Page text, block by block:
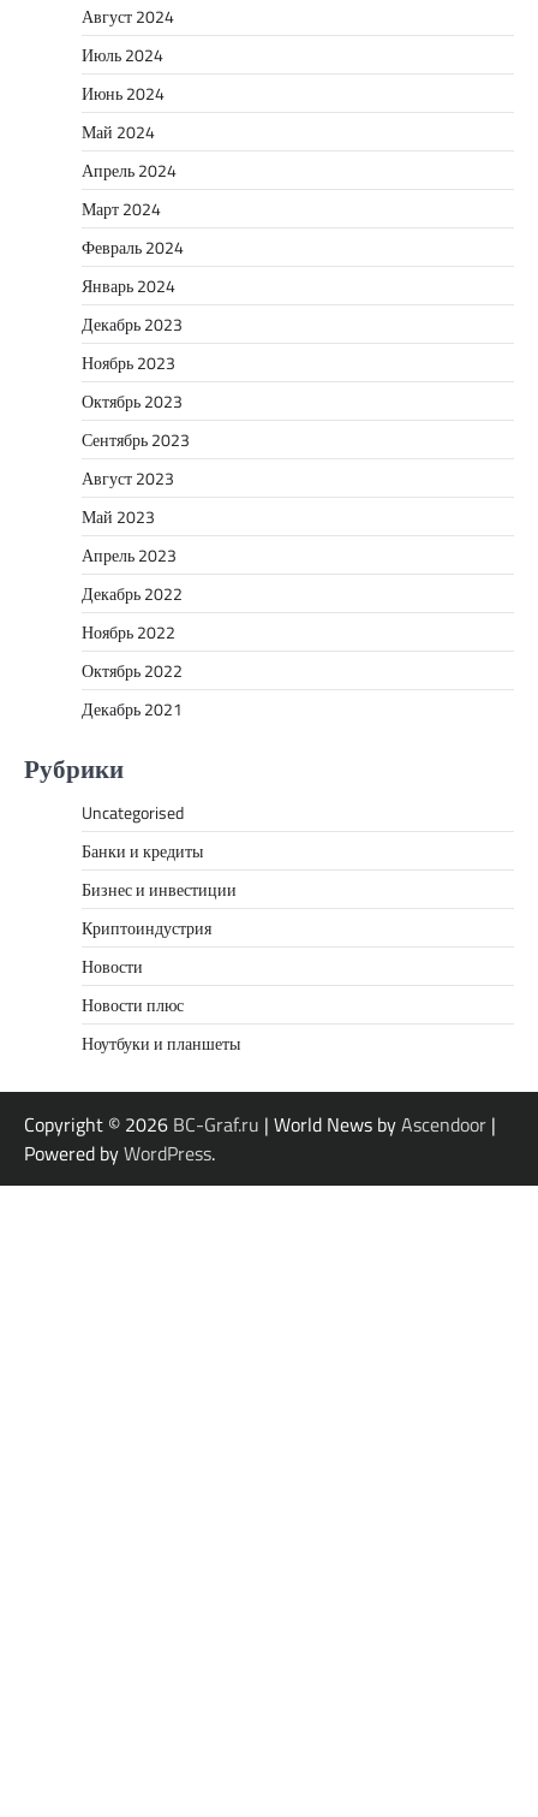
Август 2024
Июль 2024
Июнь 2024
Май 2024
Апрель 2024
Март 2024
Февраль 2024
Январь 2024
Декабрь 2023
Ноябрь 2023
Октябрь 2023
Сентябрь 2023
Август 2023
Май 2023
Апрель 2023
Декабрь 2022
Ноябрь 2022
Октябрь 2022
Декабрь 2021
Рубрики
Uncategorised
Банки и кредиты
Бизнес и инвестиции
Криптоиндустрия
Новости
Новости плюс
Ноутбуки и планшеты
Copyright © 2026 BC-Graf.ru | World News byAscendoor |
Powered byWordPress.